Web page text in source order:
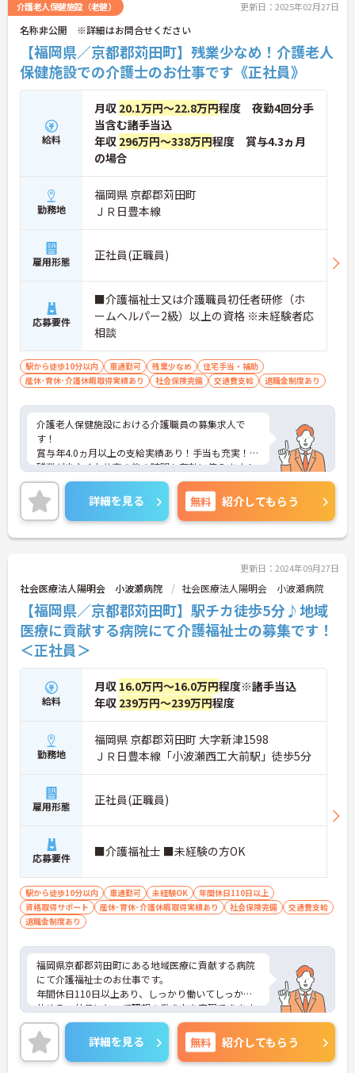
介護老人保健施設（老健） 更新日：2025年02月27日
名称非公開 ※詳細はお問合せください
【福岡県／京都郡苅田町】残業少なめ！介護老人
保健施設での介護士のお仕事です《正社員》
給料
月収 20.1万円～22.8万円程度 夜勤4回分手
当含む諸手当込
年収 296万円～338万円程度 賞与4.3ヵ月
の場合
勤務地
福岡県 京都郡苅田町
ＪＲ日豊本線
雇用形態 正社員(正職員)
応募要件
■介護福祉士又は介護職員初任者研修（ホ
ームヘルパー2級）以上の資格 ※未経験者応
相談
駅から徒歩10分以内 車通勤可 残業少なめ
住宅手当・補助
産休･育休･介護休暇取得実績あり
社会保険完備 交通費支給 退職金制度あり
介護老人保健施設における介護職員の募集求人で
す！
賞与年4.0ヵ月以上の支給実績あり！手当も充実！
残業が少なくお仕事の後の時間も有効に使えます！
ご興味ある方には、面接のポイントなど、さらに詳
細をお話致しますのでお気軽にご相談ください。
詳細を見る 無料 紹介してもらう
更新日：2024年09月27日
社会医療法人陽明会 小波瀬病院 社会医療法人陽明会 小波瀬病院
【福岡県／京都郡苅田町】駅チカ徒歩5分♪地域
医療に貢献する病院にて介護福祉士の募集です！
＜正社員＞
給料
月収 16.0万円～16.0万円程度※諸手当込
年収 239万円～239万円程度
勤務地
福岡県 京都郡苅田町 大字新津1598
ＪＲ日豊本線「小波瀬西工大前駅」徒歩5分
雇用形態 正社員(正職員)
応募要件 ■介護福祉士 ■未経験の方OK
駅から徒歩10分以内 車通勤可 未経験OK
年間休日110日以上
資格取得サポート
産休･育休･介護休暇取得実績あり 社会保険完備
交通費支給
退職金制度あり
福岡県京都郡苅田町にある地域医療に貢献する病院
にて介護福祉士のお仕事です。
年間休日110日以上あり、しっかり働いてしっかり
休める、社員にとって理想の働き方を実現できます
♪
ご興味ある方には、面接対策ポイントなど、さらに
詳細をお話しいたしますのでお気軽にご相談くださ
い。
詳細を見る 無料 紹介してもらう